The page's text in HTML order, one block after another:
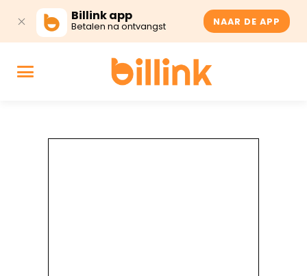
Billink app
Betalen na ontvangst NAAR DE APP